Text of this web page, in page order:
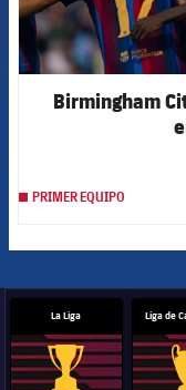
Birmingham
PRIMER EQUIPO
La Liga Liga de